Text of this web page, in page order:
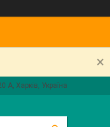
А, Харків, Україна